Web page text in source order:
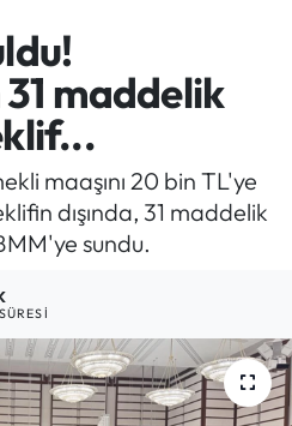
maddelik
maaşını 20 bin TL'ye
dışında, 31 maddelik
sundu.